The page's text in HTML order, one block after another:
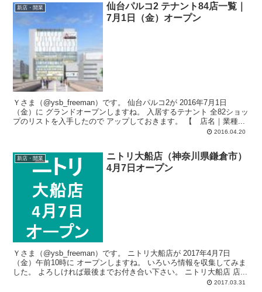
新店・開業
仙台パルコ2 テナント84店一覧｜
7月1日（金）オープン
Ｙさま（@ysb_freeman）です。 仙台パルコ2が 2016年7月1日
（金）に グランドオープンしますね。 入居するテナント 全82ショッ
プのリストを入手したので アップしておきます。 【 店名｜業種...
2016.04.20
新店・開業
ニトリ大船店（神奈川県鎌倉市）
4月7日オープン
Ｙさま（@ysb_freeman）です。 ニトリ大船店が 2017年4月7日
（金）午前10時に オープンしますね。 いろいろ情報を収集してみま
した。 よろしければ最後までお付き合い下さい。 ニトリ大船店 店...
2017.03.31